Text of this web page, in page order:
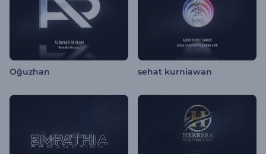
Oğuzhan sehat kurniawan